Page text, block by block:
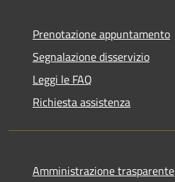
Prenotazione appuntamento
Segnalazione disservizio
Leggi le FAQ
Richiesta assistenza
Amministrazione trasparente